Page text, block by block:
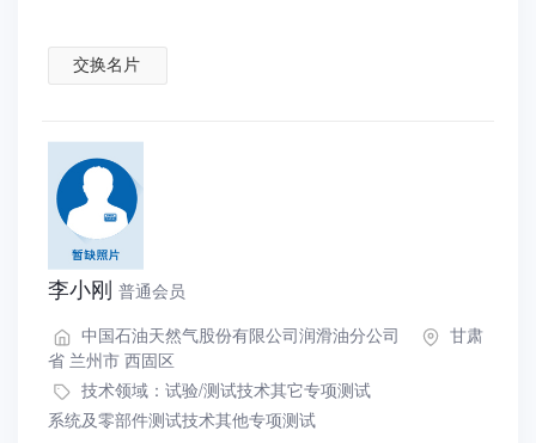
交换名片
李小刚 普通会员
中国石油天然气股份有限公司润滑油分公司
甘肃
省 兰州市 西固区
技术领域： 试验/测试技术其它专项测试
系统及零部件测试技术其他专项测试